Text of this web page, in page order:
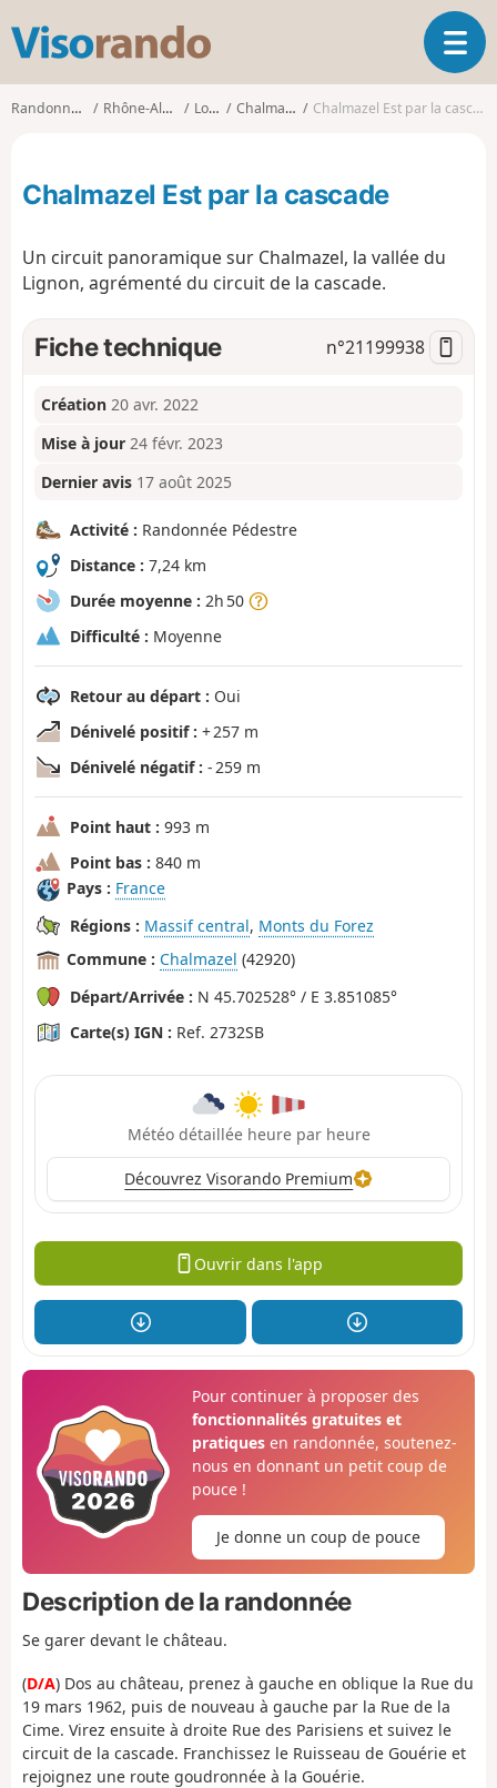
s
d
O
u
g
a
Randonnées Rhône-Alpes Loire Chalmazel Chalmazel Est par la cascade
Chalmazel Est par la cascade
Un circuit panoramique sur Chalmazel, la vallée du
Lignon, agrémenté du circuit de la cascade.
Fiche technique n°21199938
Création 20 avr. 2022
Mise à jour 24 févr. 2023
Dernier avis 17 août 2025
Activité : Randonnée Pédestre
Distance : 7,24 km
Durée moyenne : 2h 50
Difficulté : Moyenne
Retour au départ : Oui
Dénivelé positif : + 257 m
Dénivelé négatif : - 259 m
Point haut : 993 m
Point bas : 840 m
Pays : France
Régions : Massif central, Monts du Forez
Commune : Chalmazel (42920)
Départ/Arrivée : N 45.702528° / E 3.851085°
Carte(s) IGN : Ref. 2732SB
Météo détaillée heure par heure
Découvrez Visorando Premium
Ouvrir dans l'app
Pour continuer à proposer des
fonctionnalités gratuites et
pratiquesen randonnée, soutenez-
nous en donnant un petit coup de
pouce !
Je donne un coup de pouce
Description de la randonnée
Se garer devant le château.
(D/A) Dos au château, prenez à gauche en oblique la Rue du
19 mars 1962, puis de nouveau à gauche par la Rue de la
Cime. Virez ensuite à droite Rue des Parisiens et suivez le
circuit de la cascade. Franchissez le Ruisseau de Gouérie et
rejoignez une route goudronnée à la Gouérie.